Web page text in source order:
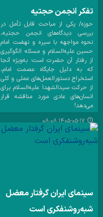
تفکر انجمن حجتیه
حوزه/ یکی از مباحث قابل تأمل در
بررسی دیدگاه‌های انجمن حجتیه،
نحوه مواجهه با سیره و نهضت امام
حسین علیه‌السلام و مسئله الگوگیری
از رفتار آن حضرت است؛ به‌ویژه آنجا
که به دلیل جایگاه عصمت امام،
استخراج دستورالعمل‌های عملی و کلی
از حرکت سیدالشهدا علیه‌السلام برای
انسان‌های عادی مورد مناقشه قرار
می‌دهد!
۱۴۰۵-۰۵-۱۷ ۰۸:۰۸
سینمای ایران گرفتار معضل
شبه‌روشنفکری است